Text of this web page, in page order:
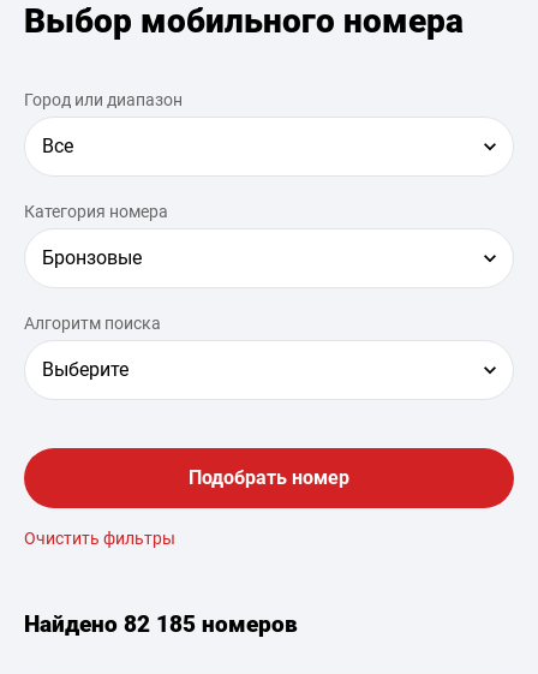
Выбор мобильного номера
Город или диапазон
Все
Категория номера
Бронзовые
Алгоритм поиска
Выберите
Подобрать номер
Очистить фильтры
Найдено 82 185 номеров